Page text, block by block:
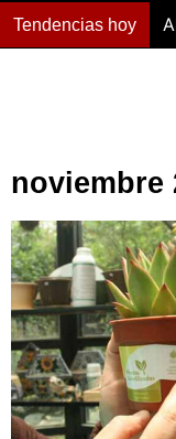
Tendencias hoy
noviembre